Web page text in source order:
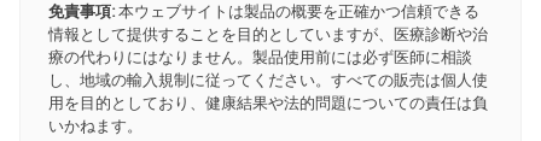
免責事項:本ウェブサイトは製品の概要を正確かつ信頼できる
情報として提供することを目的としていますが、医療診断や治
療の代わりにはなりません。製品使用前には必ず医師に相談
し、地域の輸入規制に従ってください。すべての販売は個人使
用を目的としており、健康結果や法的問題についての責任は負
いかねます。